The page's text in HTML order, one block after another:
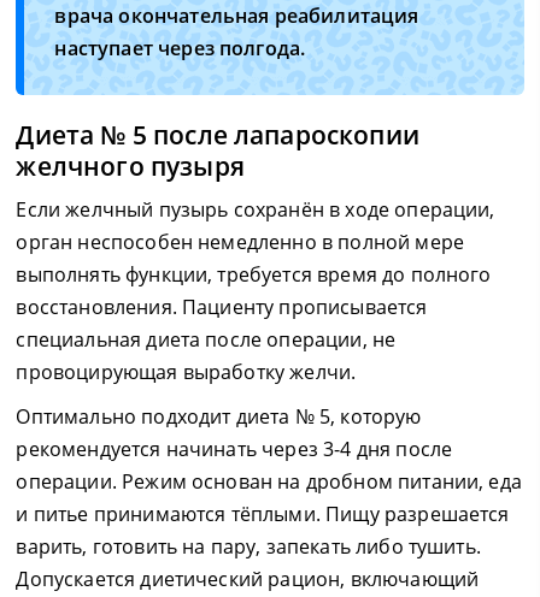
врача окончательная реабилитация
наступает через полгода.
Диета № 5 после лапароскопии
желчного пузыря
Если желчный пузырь сохранён в ходе операции,
орган неспособен немедленно в полной мере
выполнять функции, требуется время до полного
восстановления. Пациенту прописывается
специальная диета после операции, не
провоцирующая выработку желчи.
Оптимально подходит диета № 5, которую
рекомендуется начинать через 3-4 дня после
операции. Режим основан на дробном питании, еда
и питье принимаются тёплыми. Пищу разрешается
варить, готовить на пару, запекать либо тушить.
Допускается диетический рацион, включающий